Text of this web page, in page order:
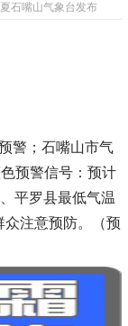
石嘴山气象台发布
警；石嘴山市气
预警信号：预计
平罗县最低气温
注意预防。（预